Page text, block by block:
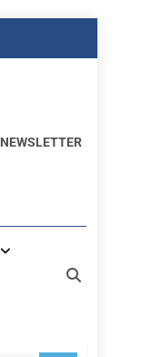
NEWSLETTER